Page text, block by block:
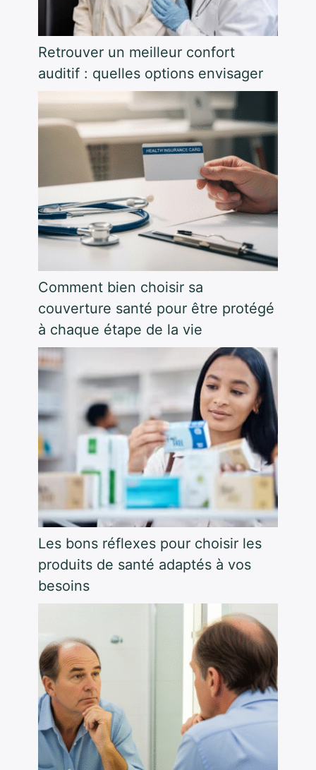
Retrouver un meilleur confort
auditif : quelles options envisager
Comment bien choisir sa
couverture santé pour être protégé
à chaque étape de la vie
Les bons réflexes pour choisir les
produits de santé adaptés à vos
besoins